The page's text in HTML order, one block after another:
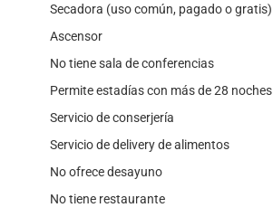
Secadora (uso común, pagado o gratis)
Ascensor
No tiene sala de conferencias
Permite estadías con más de 28 noches
Servicio de conserjería
Servicio de delivery de alimentos
No ofrece desayuno
No tiene restaurante